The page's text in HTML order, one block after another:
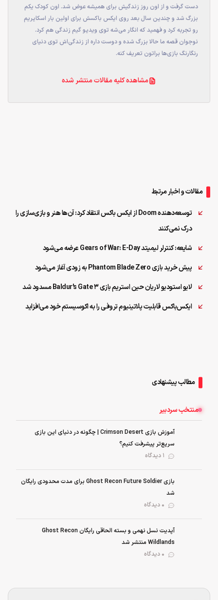
دست گرفت و از اون روز زندگیش برای همیشه عوض شد. اون کودک یکم
بزرگ شد و چندین سال بعد روی ایکس باکسش برای اولین بار اسکایریم
رو تجربه کرد و فهمید که انگار می‌شه توی ویدیو گیم زندگی هم کرد.
نوجوان قصه ما حالا بزرگ شده و دوست داره از زندگی‌اش توی دنیای
رنگارنگ بازی‌ها براتون تعریف کنه.
مشاهده کلیه مقالات منتشر شده
مقالات و اخبار مرتبط
توسعه‌دهنده Doom از ایکس‌ باکس انتقاد کرد: آن‌ها هنر و بازی‌سازی را
درک نمی‌کنند
شایعه: کنترلر لیمیتد Gears of War: E-Day عرضه می‌شود
پیش خرید بازی Phantom Blade Zero به زودی آغاز می‌شود
لایو استودیو لاریان حین استریم بازی Baldur’s Gate 3 مسدود شد
ایکس‌باکس قابلیت پلاتینیوم تروفی را به اکوسیستم خود می‌افزاید
مطالب پیشنهادی
منتخب سردبیر
آموزش بازی Crimson Desert | چگونه در دنیای این بازی
سریع‌تر پیشرفت کنیم؟
بازی Ghost Recon Future Soldier برای مدت محدودی رایگان
شد
آپدیت نسل نهمی و بسته الحاقی رایگان Ghost Recon
Wildlands منتشر شد